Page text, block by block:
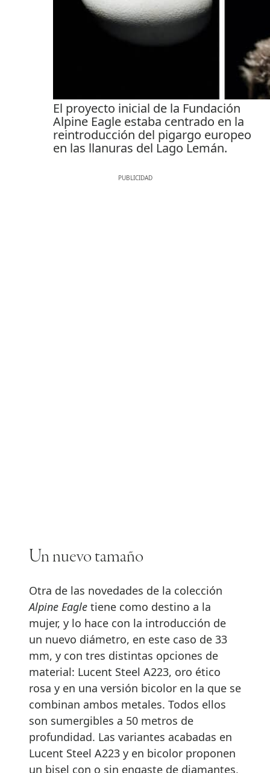
El proyecto inicial de la Fundación
Alpine Eagle estaba centrado en la
reintroducción del pigargo europeo
en las llanuras del Lago Lemán.
Un nuevo tamaño
Otra de las novedades de la colección
Alpine Eagle tiene como destino a la
mujer, y lo hace con la introducción de
un nuevo diámetro, en este caso de 33
mm, y con tres distintas opciones de
material: Lucent Steel A223, oro ético
rosa y en una versión bicolor en la que se
combinan ambos metales. Todos ellos
son sumergibles a 50 metros de
profundidad. Las variantes acabadas en
Lucent Steel A223 y en bicolor proponen
un bisel con o sin engaste de diamantes,